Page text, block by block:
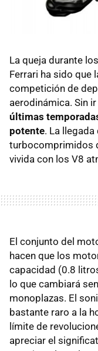
La queja durante
Ferrari ha sido que
competición de
aerodinámica. Sin
últimas
potente. La
turbocomprimidos
vivida con los V8
El conjunto del
hacen que los
capacidad (0.8
lo que cambiará
monoplazas. El
bastante raro a la
límite de
apreciar el